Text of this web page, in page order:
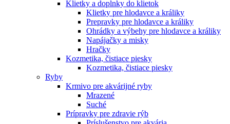
Klietky a doplnky do klietok
Klietky pre hlodavce a králiky
Prepravky pre hlodavce a králiky
Ohrádky a výbehy pre hlodavce a králiky
Napájačky a misky
Hračky
Kozmetika, čistiace piesky
Kozmetika, čistiace piesky
Ryby
Krmivo pre akvárijné ryby
Mrazené
Suché
Prípravky pre zdravie rýb